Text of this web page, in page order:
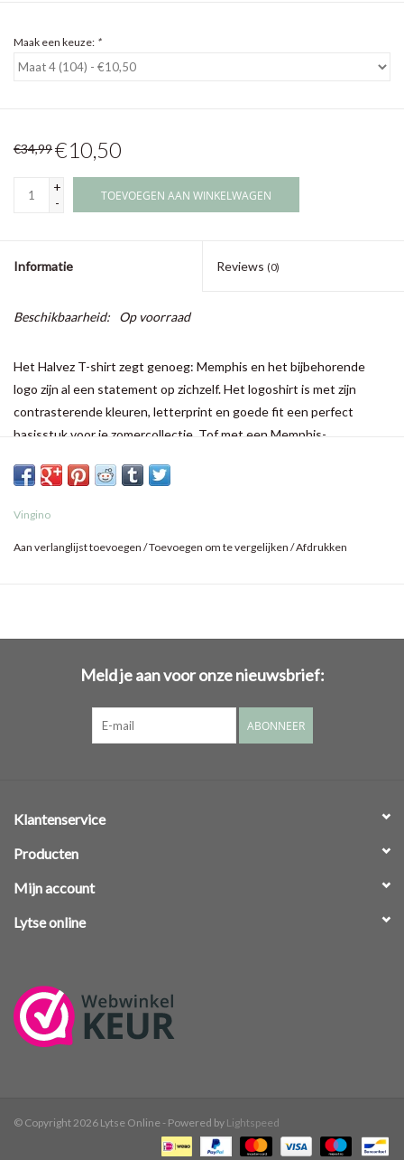
Maak een keuze: *
€34,99€10,50
+
-
TOEVOEGEN AAN WINKELWAGEN
Informatie Reviews (0)
Beschikbaarheid: Op voorraad
Het Halvez T-shirt zegt genoeg: Memphis en het bijbehorende
logo zijn al een statement op zichzelf. Het logoshirt is met zijn
contrasterende kleuren, letterprint en goede fit een perfect
basisstuk voor je zomercollectie. Tof met een Memphis-
Vingino
Aan verlanglijst toevoegen /Toevoegen om te vergelijken /Afdrukken
Meld je aan voor onze nieuwsbrief:
ABONNEER
Klantenservice
Producten
Mijn account
Lytse online
© Copyright 2026 Lytse Online - Powered by Lightspeed